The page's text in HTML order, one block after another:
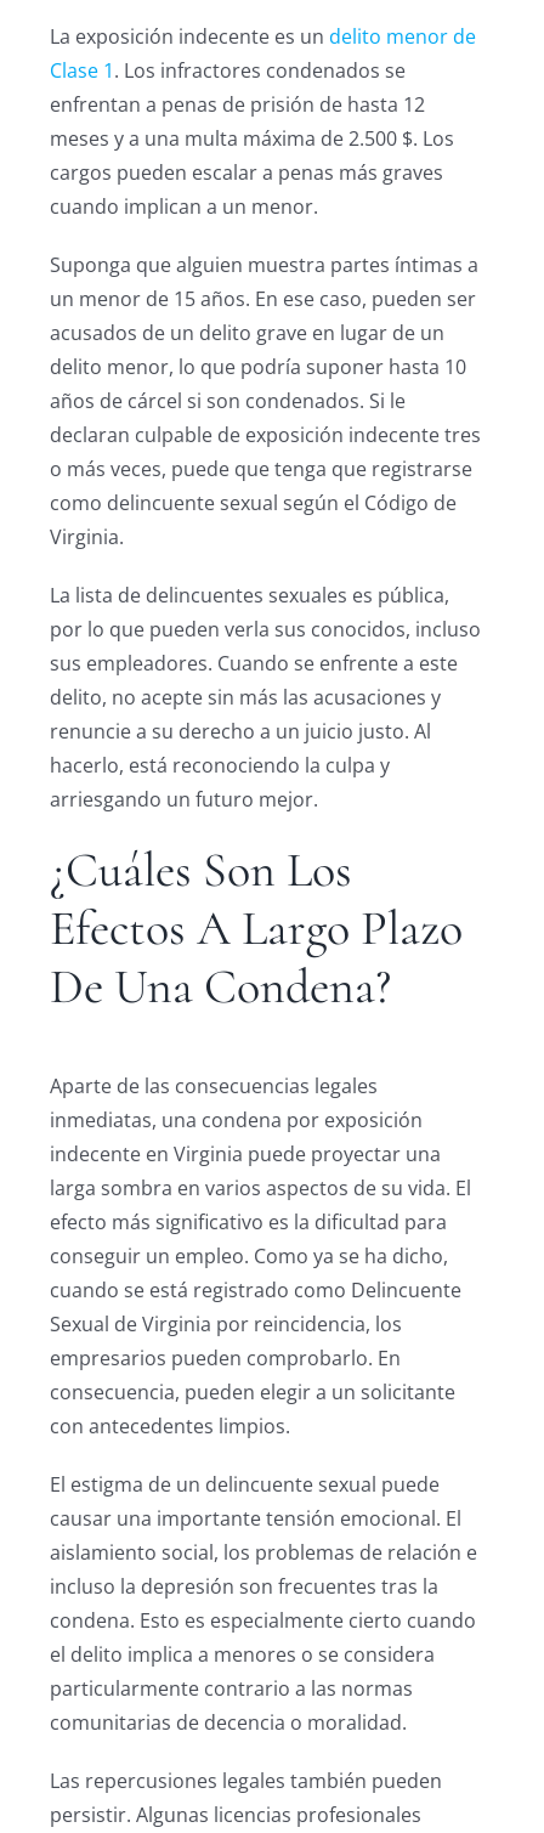
La exposición indecente es undelito menor de
Clase 1. Los infractores condenados se
enfrentan a penas de prisión de hasta 12
meses y a una multa máxima de 2.500 $. Los
cargos pueden escalar a penas más graves
cuando implican a un menor.
Suponga que alguien muestra partes íntimas a
un menor de 15 años. En ese caso, pueden ser
acusados de un delito grave en lugar de un
delito menor, lo que podría suponer hasta 10
años de cárcel si son condenados. Si le
declaran culpable de exposición indecente tres
o más veces, puede que tenga que registrarse
como delincuente sexual según el Código de
Virginia.
La lista de delincuentes sexuales es pública,
por lo que pueden verla sus conocidos, incluso
sus empleadores. Cuando se enfrente a este
delito, no acepte sin más las acusaciones y
renuncie a su derecho a un juicio justo. Al
hacerlo, está reconociendo la culpa y
arriesgando un futuro mejor.
¿Cuáles Son Los
Efectos A Largo Plazo
De Una Condena?
Aparte de las consecuencias legales
inmediatas, una condena por exposición
indecente en Virginia puede proyectar una
larga sombra en varios aspectos de su vida. El
efecto más significativo es la dificultad para
conseguir un empleo. Como ya se ha dicho,
cuando se está registrado como Delincuente
Sexual de Virginia por reincidencia, los
empresarios pueden comprobarlo. En
consecuencia, pueden elegir a un solicitante
con antecedentes limpios.
El estigma de un delincuente sexual puede
causar una importante tensión emocional. El
aislamiento social, los problemas de relación e
incluso la depresión son frecuentes tras la
condena. Esto es especialmente cierto cuando
el delito implica a menores o se considera
particularmente contrario a las normas
comunitarias de decencia o moralidad.
Las repercusiones legales también pueden
persistir. Algunas licencias profesionales